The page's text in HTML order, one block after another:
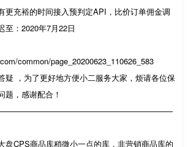
更充裕的时间接入预判定API，比价订单佣金调
至：2020年7月22日
common/page_20200623_110626_583
疑 ，为了更好地方便小二服务大家，烦请各位保
题，感谢配合！
盘CPS商品库稍微小一点的库，非营销商品库的